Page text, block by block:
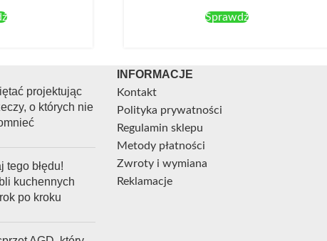
Sprawdź
projektując
o których nie
tego błędu!
kuchennych
po kroku
INFORMACJE
Kontakt
Polityka prywatności
Regulamin sklepu
Metody płatności
Zwroty i wymiana
Reklamacje